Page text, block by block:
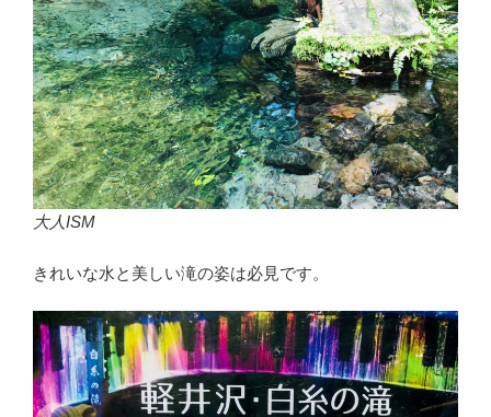
大人ISM
きれいな水と美しい滝の姿は必見です。